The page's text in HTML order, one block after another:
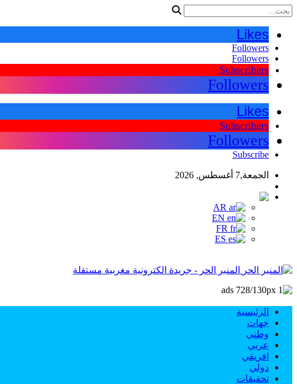
Likes
Followers
Followers
Subscribers
Followers
Likes
Subscribers
Followers
Subscribe
الجمعة,7 أغسطس, 2026
AR
EN
FR
ES
المنبر الحر - جريدة الكترونية مغربية مستقلة
الرئيسية
جهات
وطني
عربي
افريقي
دولي
تحقيقات